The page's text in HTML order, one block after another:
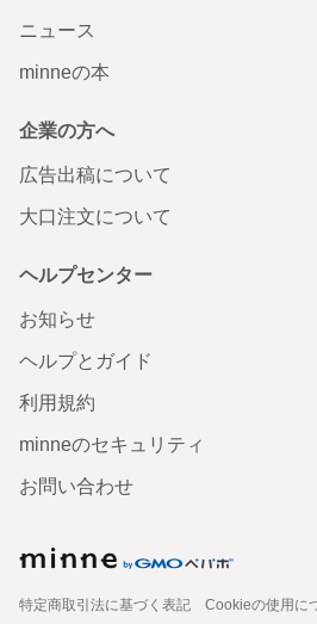
ニュース
minneの本
企業の方へ
広告出稿について
大口注文について
ヘルプセンター
お知らせ
ヘルプとガイド
利用規約
minneのセキュリティ
お問い合わせ
特定商取引法に基づく表記
Cookieの使用に